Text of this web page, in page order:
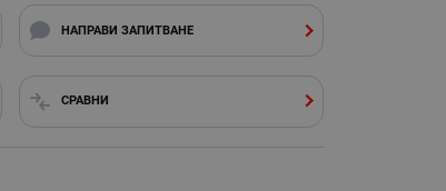
НАПРАВИ ЗАПИТВАНЕ
СРАВНИ